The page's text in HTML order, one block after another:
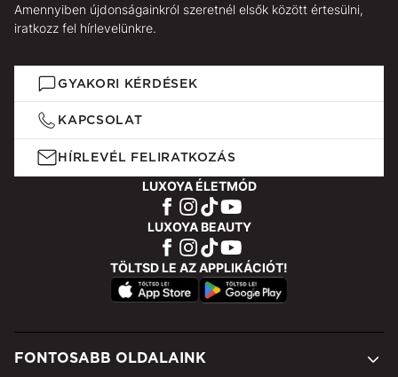
Amennyiben újdonságainkról szeretnél elsők között értesülni,
iratkozz fel hírlevelünkre.
GYAKORI KÉRDÉSEK
KAPCSOLAT
HÍRLEVÉL FELIRATKOZÁS
LUXOYA ÉLETMÓD
LUXOYA BEAUTY
TÖLTSD LE AZ APPLIKÁCIÓT!
FONTOSABB OLDALAINK